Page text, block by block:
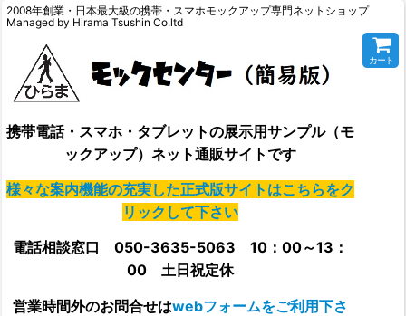
2008年創業・日本最大級の携帯・スマホモックアップ専門ネットショップ
Managed by Hirama Tsushin Co.ltd
携帯電話・スマホ・タブレットの展示用サンプル（モ
ックアップ）ネット通販サイトです
様々な案内機能の充実した正式版サイトはこちらをク
リックして下さい
電話相談窓口 050-3635-5063 10：00～13：
00 土日祝定休
営業時間外のお問合せはwebフォームをご利用下さ
カート